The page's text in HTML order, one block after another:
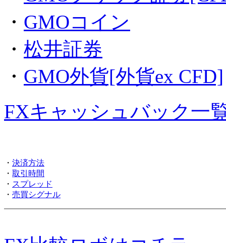
・ GMOコイン
・ 松井証券
・ GMO外貨[外貨ex CFD]
FXキャッシュバック一
・ 決済方法
・ 取引時間
・ スプレッド
・ 売買シグナル